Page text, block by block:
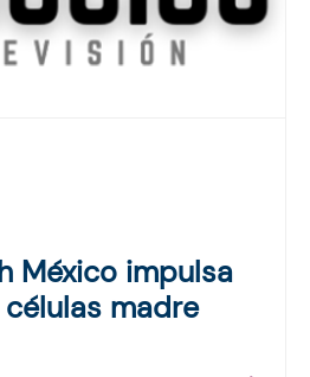
México impulsa
madre